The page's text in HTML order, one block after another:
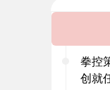
拳控
创就